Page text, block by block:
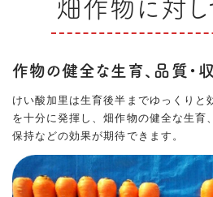
畑作物に対
作物の健全な生育、品質・
けい酸加里は生育後半までゆっくりと
を十分に発揮し、畑作物の健全な生育
保持などの効果が期待できます。